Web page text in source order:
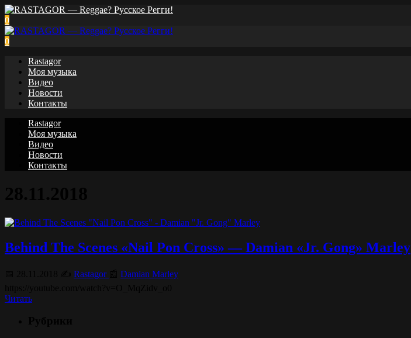
0
0
Rastagor
Моя музыка
Видео
Новости
Контакты
Rastagor
Моя музыка
Видео
Новости
Контакты
Behind The Scenes «Nail Pon Cross» — Damian «Jr. Gong» Marley
Rastagor
Damian Marley
Читать